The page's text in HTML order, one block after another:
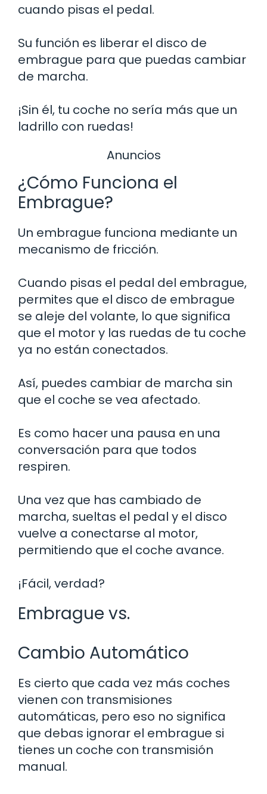
cuando pisas el pedal.
Su función es liberar el disco de
embrague para que puedas cambiar
de marcha.
¡Sin él, tu coche no sería más que un
ladrillo con ruedas!
Anuncios
¿Cómo Funciona el
Embrague?
Un embrague funciona mediante un
mecanismo de fricción.
Cuando pisas el pedal del embrague,
permites que el disco de embrague
se aleje del volante, lo que significa
que el motor y las ruedas de tu coche
ya no están conectados.
Así, puedes cambiar de marcha sin
que el coche se vea afectado.
Es como hacer una pausa en una
conversación para que todos
respiren.
Una vez que has cambiado de
marcha, sueltas el pedal y el disco
vuelve a conectarse al motor,
permitiendo que el coche avance.
¡Fácil, verdad?
Embrague vs.
Cambio Automático
Es cierto que cada vez más coches
vienen con transmisiones
automáticas, pero eso no significa
que debas ignorar el embrague si
tienes un coche con transmisión
manual.